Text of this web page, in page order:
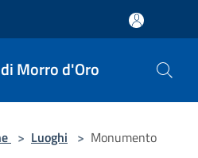
Morro d'Oro
> Luoghi > Monumento